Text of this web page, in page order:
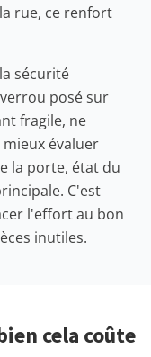
rue, ce renfort
sécurité
posé sur
fragile, ne
évaluer
la porte, état du
C'est
l'effort au bon
inutiles.
cela coûte